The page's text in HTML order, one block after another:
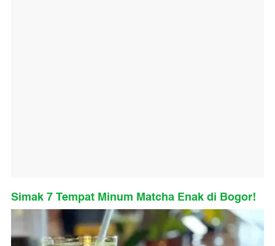
Simak 7 Tempat Minum Matcha Enak di Bogor!